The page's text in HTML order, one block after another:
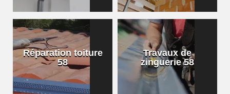
Réparation toiture
58
Travaux de
zinguerie 58